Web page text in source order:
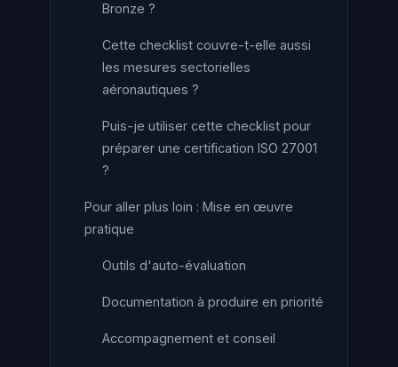
Bronze ?
Cette checklist couvre-t-elle aussi
les mesures sectorielles
aéronautiques ?
Puis-je utiliser cette checklist pour
préparer une certification ISO 27001
?
Pour aller plus loin : Mise en œuvre
pratique
Outils d'auto-évaluation
Documentation à produire en priorité
Accompagnement et conseil